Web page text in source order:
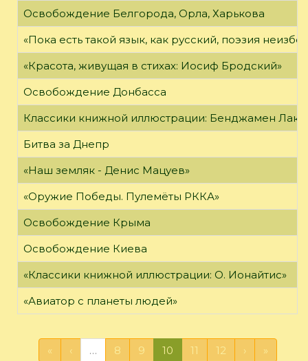
Освобождение Белгорода, Орла, Харькова
«Пока есть такой язык, как русский, поэзия
«Красота, живущая в стихах: Иосиф Бродский»
Освобождение Донбасса
Классики книжной иллюстрации: Бенджамен
Битва за Днепр
«Наш земляк - Денис Мацуев»
«Оружие Победы. Пулемёты РККА»
Освобождение Крыма
Освобождение Киева
«Классики книжной иллюстрации: О. Ионайтис»
«Авиатор с планеты людей»
« ‹ … 8 9 10 11 12 › »